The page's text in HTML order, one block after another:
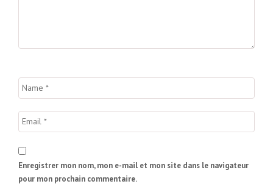
Enregistrer mon nom, mon e-mail et mon site dans le navigateur
pour mon prochain commentaire.